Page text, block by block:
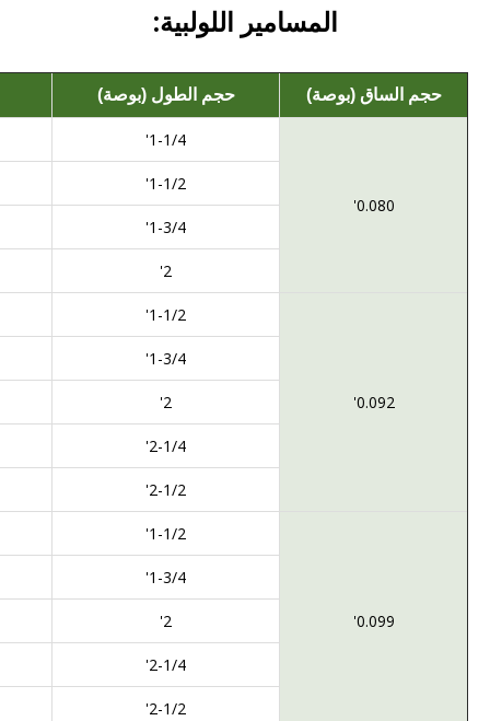
المسامير اللولبية:
حجم الساق (بوصة) حجم الطول (بوصة)
0.080'
1-1/4'
1-1/2'
1-3/4'
2'
0.092'
1-1/2'
1-3/4'
2'
2-1/4'
2-1/2'
0.099'
1-1/2'
1-3/4'
2'
2-1/4'
2-1/2'